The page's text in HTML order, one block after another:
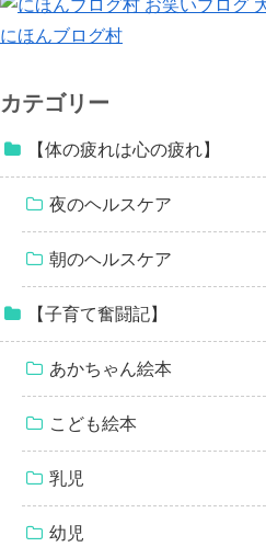
にほんブログ村
カテゴリー
【体の疲れは心の疲れ】
夜のヘルスケア
朝のヘルスケア
【子育て奮闘記】
あかちゃん絵本
こども絵本
乳児
幼児